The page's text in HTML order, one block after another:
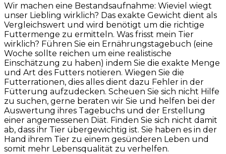
Wir machen eine Bestandsaufnahme: Wieviel wiegt
unser Liebling wirklich? Das exakte Gewicht dient als
Vergleichswert und wird benötigt um die richtige
Futtermenge zu ermitteln. Was frisst mein Tier
wirklich? Führen Sie ein Ernährungstagebuch (eine
Woche sollte reichen um eine realistische
Einschätzung zu haben) indem Sie die exakte Menge
und Art des Futters notieren. Wiegen Sie die
Futterrationen, dies alles dient dazu Fehler in der
Fütterung aufzudecken. Scheuen Sie sich nicht Hilfe
zu suchen, gerne beraten wir Sie und helfen bei der
Auswertung ihres Tagebuchs und der Erstellung
einer angemessenen Diät. Finden Sie sich nicht damit
ab, dass ihr Tier übergewichtig ist. Sie haben es in der
Hand ihrem Tier zu einem gesünderen Leben und
somit mehr Lebensqualität zu verhelfen.